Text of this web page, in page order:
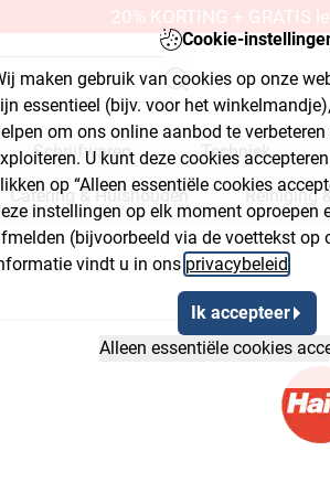
Cookie-
maken gebruik van cookies op onze
essentieel (bijv. voor het
om ons online aanbod te
U kunt deze cookies
op “Alleen essentiële cookies
instellingen op elk moment oproepen
(bijvoorbeeld via de voettekst op
vindt u in ons privacybeleid
Ik accepteer
Alleen essentiële cookies
20% KORTING + GRATIS
Schrijfwaren Techniek
Catering & Huishouden Reiniging
& bouwmarkt
Button 2